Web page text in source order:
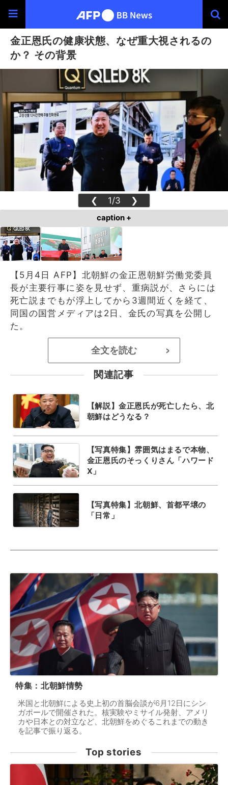
金正恩氏の健康状態、なぜ重大視されるの
か？ その背景
❮ 1/3 ❯
caption +
【5月4日 AFP】北朝鮮の金正恩朝鮮労働党委員
長が主要行事に姿を見せず、重病説が、さらには
死亡説までもが浮上してから3週間近くを経て、
同国の国営メディアは2日、金氏の写真を公開し
た。
全文を読む >
関連記事
【解説】金正恩氏が死亡したら、北
朝鮮はどうなる？
【写真特集】雰囲気はまるで本物、
金正恩氏のそっくりさん「ハワード
X」
【写真特集】北朝鮮、首都平壌の
「日常」
特集：北朝鮮情勢
米国と北朝鮮による史上初の首脳会談が6月12日にシン
ガポールで開催された。核実験やミサイル発射、アメリ
カや日本との対立など、北朝鮮をめぐるこれまでの動き
を記事で振り返る。
Top stories